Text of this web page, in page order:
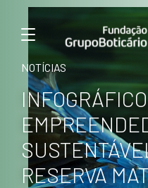
Menu
NOTÍCIAS
RESERVA